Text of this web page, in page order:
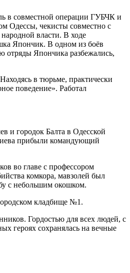
в совместной операции ГУБЧК и
Одессы, чекисты совместно с
власти. В ходе
Япончик. В одном из боёв
отряды Япончика разбежались,
в тюрьме, практически
поведение». Работал
и городок Балта в Одесской
прибыли командующий
во главе с профессором
комкора, мавзолей был
с небольшим окошком.
кладбище №1.
Гордостью для всех людей, с
героях сохранялась на вечные